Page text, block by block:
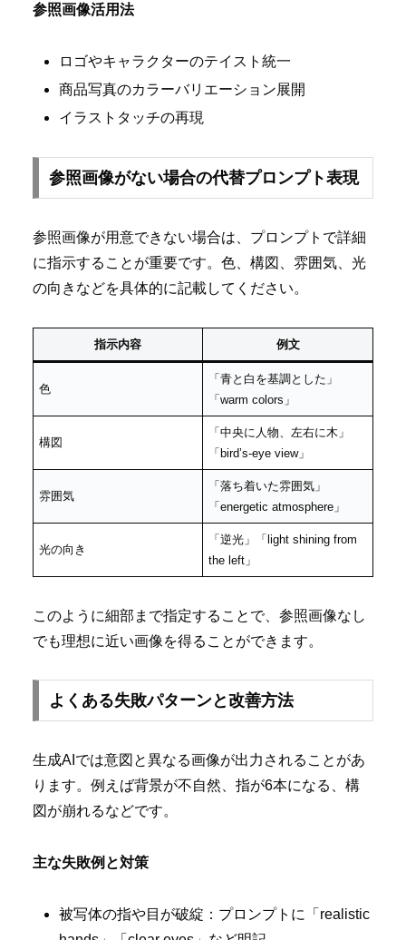
参照画像活用法
ロゴやキャラクターのテイスト統一
商品写真のカラーバリエーション展開
イラストタッチの再現
参照画像がない場合の代替プロンプト表現
参照画像が用意できない場合は、プロンプトで詳細
に指示することが重要です。色、構図、雰囲気、光
の向きなどを具体的に記載してください。
指示内容 例文
色
「青と白を基調とした」
「warm colors」
構図
「中央に人物、左右に木」
「bird’s-eye view」
雰囲気
「落ち着いた雰囲気」
「energetic atmosphere」
光の向き
「逆光」「light shining from
the left」
このように細部まで指定することで、参照画像なし
でも理想に近い画像を得ることができます。
よくある失敗パターンと改善方法
生成AIでは意図と異なる画像が出力されることがあ
ります。例えば背景が不自然、指が6本になる、構
図が崩れるなどです。
主な失敗例と対策
被写体の指や目が破綻：プロンプトに「realistic